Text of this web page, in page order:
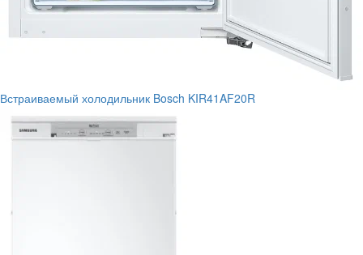
Встраиваемый холодильник Bosch KIR41AF20R